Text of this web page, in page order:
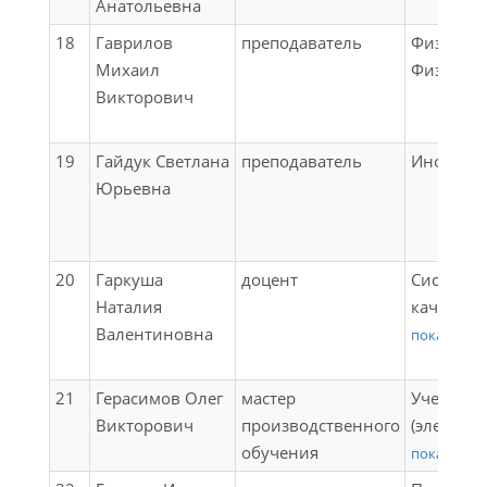
Ремонт
наладки
учебная
Анатольевна
18
Гаврилов
Михаил
Викторович
преподаватель
Физика
19
Гайдук Светлана
Юрьевна
преподаватель
20
Гаркуша
Наталия
Валентиновна
доцент
Системы
качества
Системы
качества;
показать
21
Герасимов Олег
Викторович
мастер
производственного
обучения
Учебная
Учебная
показать